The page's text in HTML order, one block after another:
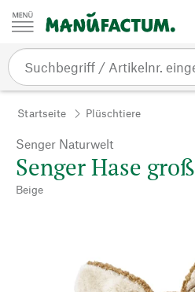
Zum Inhalt springen
Startseite Plüschtiere
Senger Naturwelt
Senger Hase groß
Beige